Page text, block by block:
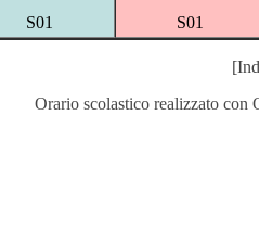
S01
S01
Orario scolastico realizzato con